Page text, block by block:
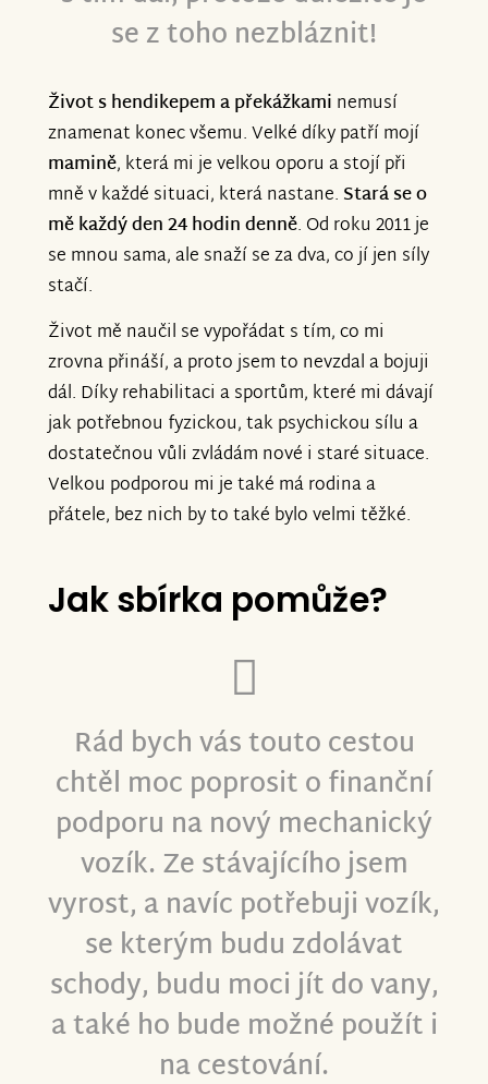
se z toho nezbláznit!
Život s hendikepem a překážkami nemusí
znamenat konec všemu. Velké díky patří mojí
mamině, která mi je velkou oporu a stojí při
mně v každé situaci, která nastane. Stará se o
mě každý den 24 hodin denně. Od roku 2011 je
se mnou sama, ale snaží se za dva, co jí jen síly
stačí.
Život mě naučil se vypořádat s tím, co mi
zrovna přináší, a proto jsem to nevzdal a bojuji
dál. Díky rehabilitaci a sportům, které mi dávají
jak potřebnou fyzickou, tak psychickou sílu a
dostatečnou vůli zvládám nové i staré situace.
Velkou podporou mi je také má rodina a
přátele, bez nich by to také bylo velmi těžké.
Jak sbírka pomůže?
Rád bych vás touto cestou
chtěl moc poprosit o finanční
podporu na nový mechanický
vozík. Ze stávajícího jsem
vyrost, a navíc potřebuji vozík,
se kterým budu zdolávat
schody, budu moci jít do vany,
a také ho bude možné použít i
na cestování.